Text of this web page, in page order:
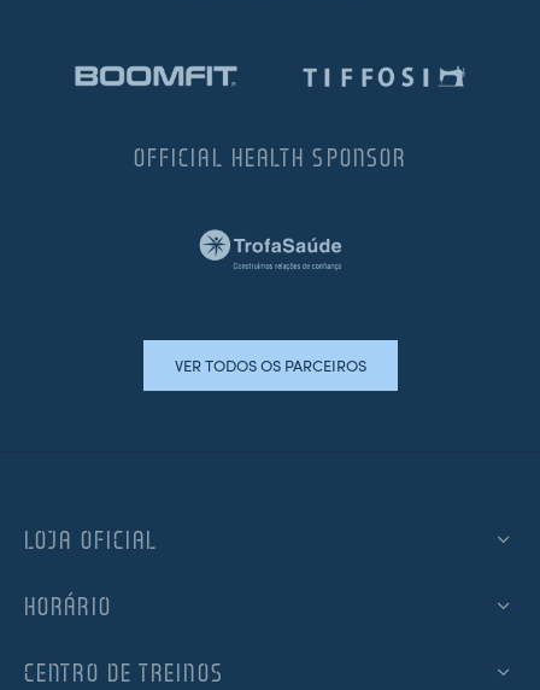
OFFICIAL HEALTH SPONSOR
VER TODOS OS PARCEIROS
LOJA OFICIAL
HORÁRIO
CENTRO DE TREINOS